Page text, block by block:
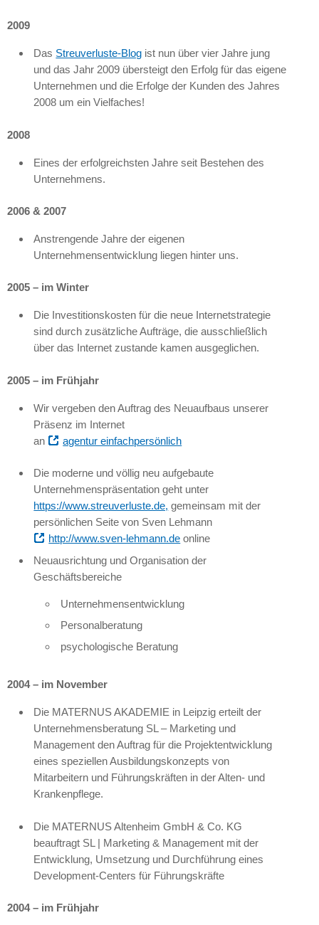
2009
Das Streuverluste-Blog ist nun über vier Jahre jung
und das Jahr 2009 übersteigt den Erfolg für das eigene
Unternehmen und die Erfolge der Kunden des Jahres
2008 um ein Vielfaches!
2008
Eines der erfolgreichsten Jahre seit Bestehen des
Unternehmens.
2006 & 2007
Anstrengende Jahre der eigenen
Unternehmensentwicklung liegen hinter uns.
2005 – im Winter
Die Investitionskosten für die neue Internetstrategie
sind durch zusätzliche Aufträge, die ausschließlich
über das Internet zustande kamen ausgeglichen.
2005 – im Frühjahr
Wir vergeben den Auftrag des Neuaufbaus unserer
Präsenz im Internet
an
agentur einfachpersönlich
Die moderne und völlig neu aufgebaute
Unternehmenspräsentation geht unter
https://www.streuverluste.de, gemeinsam mit der
persönlichen Seite von Sven Lehmann
http://www.sven-lehmann.de online
Neuausrichtung und Organisation der
Geschäftsbereiche
Unternehmensentwicklung
Personalberatung
psychologische Beratung
2004 – im November
Die MATERNUS AKADEMIE in Leipzig erteilt der
Unternehmensberatung SL – Marketing und
Management den Auftrag für die Projektentwicklung
eines speziellen Ausbildungskonzepts von
Mitarbeitern und Führungskräften in der Alten- und
Krankenpflege.
Die MATERNUSAltenheim GmbH & Co. KG
beauftragt SL | Marketing & Management mit der
Entwicklung, Umsetzung und Durchführung eines
Development-Centers für Führungskräfte
2004 – im Frühjahr